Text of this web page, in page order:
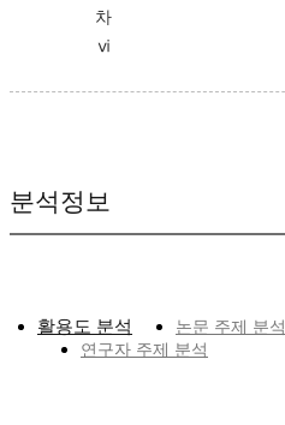
차
ⅵ
분석정보
활용도 분석
논문 주제 분석
연구자 주제 분석